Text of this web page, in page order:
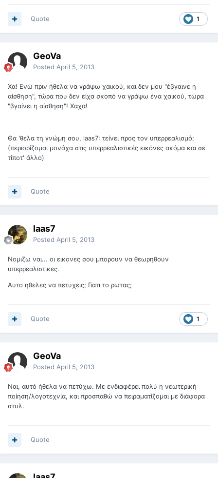
1
Quote
GeoVa
Posted April 5, 2013
Χα! Ενώ πριν ήθελα να γράψω χαικού, και δεν μου "έβγαινε η
αίσθηση", τώρα που δεν είχα σκοπό να γράψω ένα χαικού, τώρα
"βγαίνει η αίσθηση"! Χαχα!
Θα 'θελα τη γνώμη σου, laas7: τείνει προς τον υπερρεαλισμό;
(περιορίζομαι μονάχα στις υπερρεαλιστικές εικόνες ακόμα και σε
τίποτ' άλλο)
Quote
laas7
Posted April 5, 2013
Νομιζω ναι... οι εικονες σου μπορουν να θεωρηθουν
υπερρεαλιστικες.
Αυτο ηθελες να πετυχεις; Γιατι το ρωτας;
1
Quote
GeoVa
Posted April 5, 2013
Ναι, αυτό ήθελα να πετύχω. Με ενδιαφέρει πολύ η νεωτερική
ποίηση/λογοτεχνία, και προσπαθώ να πειραματίζομαι με διάφορα
στυλ.
Quote